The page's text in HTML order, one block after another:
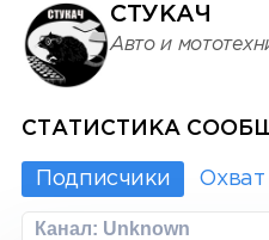
СТУКАЧ
Авто и
СТАТИСТИКА
Подписчики Охват
Канал: Unknown